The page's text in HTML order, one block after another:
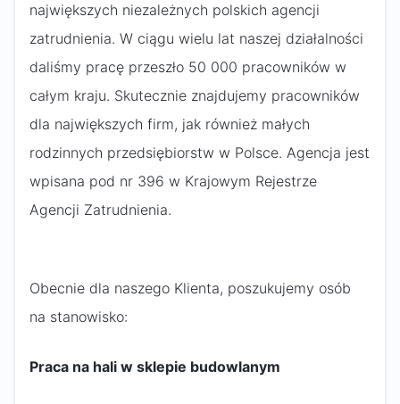
największych niezależnych polskich agencji
zatrudnienia. W ciągu wielu lat naszej działalności
daliśmy pracę przeszło 50 000 pracowników w
całym kraju. Skutecznie znajdujemy pracowników
dla największych firm, jak również małych
rodzinnych przedsiębiorstw w Polsce. Agencja jest
wpisana pod nr 396 w Krajowym Rejestrze
Agencji Zatrudnienia.
Obecnie dla naszego Klienta, poszukujemy osób
na stanowisko:
Praca na hali w sklepie budowlanym